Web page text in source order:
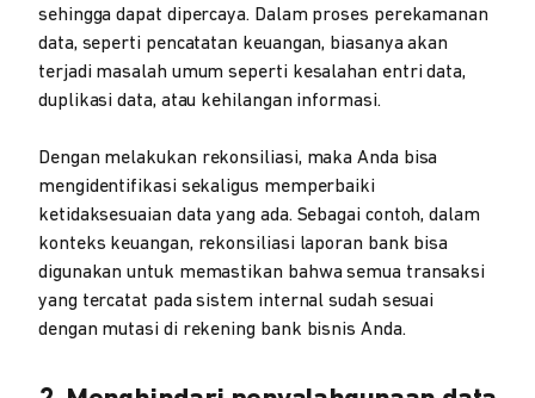
sehingga dapat dipercaya. Dalam proses perekamanan
data, seperti pencatatan keuangan, biasanya akan
terjadi masalah umum seperti kesalahan entri data,
duplikasi data, atau kehilangan informasi.
Dengan melakukan rekonsiliasi, maka Anda bisa
mengidentifikasi sekaligus memperbaiki
ketidaksesuaian data yang ada. Sebagai contoh, dalam
konteks keuangan, rekonsiliasi laporan bank bisa
digunakan untuk memastikan bahwa semua transaksi
yang tercatat pada sistem internal sudah sesuai
dengan mutasi di rekening bank bisnis Anda.